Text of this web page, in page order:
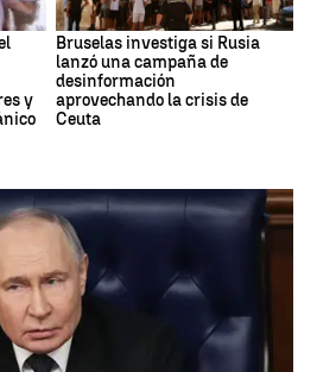
y
Bruselas investiga si Rusia
lanzó una campaña de
desinformación
aprovechando la crisis de
Ceuta